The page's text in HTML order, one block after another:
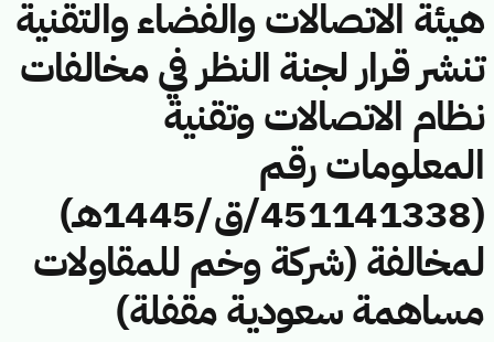
هيئة الاتصالات والفضاء والتقنية
تنشر قرار لجنة النظر في مخالفات
نظام الاتصالات وتقنية
المعلومات رقم
(451141338/ق/1445هـ)
لمخالفة (شركة وخم للمقاولات
مساهمة سعودية مقفلة)